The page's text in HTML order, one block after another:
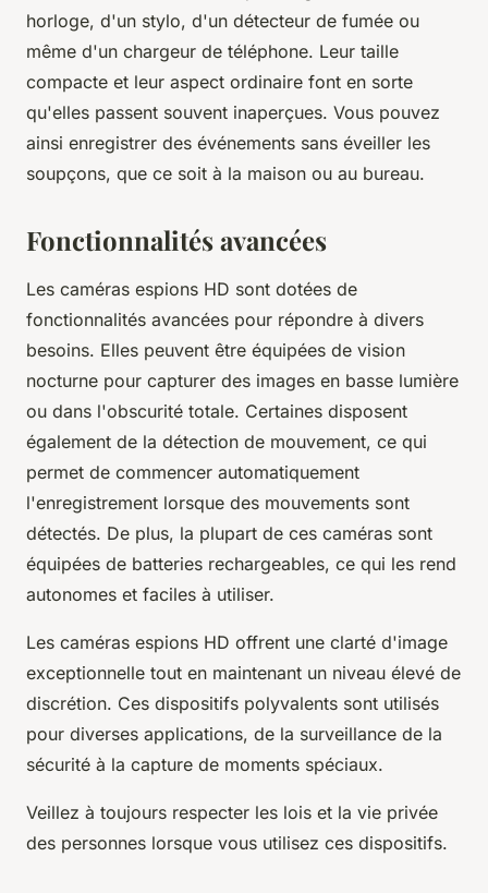
horloge, d'un stylo, d'un détecteur de fumée ou
même d'un chargeur de téléphone. Leur taille
compacte et leur aspect ordinaire font en sorte
qu'elles passent souvent inaperçues. Vous pouvez
ainsi enregistrer des événements sans éveiller les
soupçons, que ce soit à la maison ou au bureau.
Fonctionnalités avancées
Les caméras espions HD sont dotées de
fonctionnalités avancées pour répondre à divers
besoins. Elles peuvent être équipées de vision
nocturne pour capturer des images en basse lumière
ou dans l'obscurité totale. Certaines disposent
également de la détection de mouvement, ce qui
permet de commencer automatiquement
l'enregistrement lorsque des mouvements sont
détectés. De plus, la plupart de ces caméras sont
équipées de batteries rechargeables, ce qui les rend
autonomes et faciles à utiliser.
Les caméras espions HD offrent une clarté d'image
exceptionnelle tout en maintenant un niveau élevé de
discrétion. Ces dispositifs polyvalents sont utilisés
pour diverses applications, de la surveillance de la
sécurité à la capture de moments spéciaux.
Veillez à toujours respecter les lois et la vie privée
des personnes lorsque vous utilisez ces dispositifs.